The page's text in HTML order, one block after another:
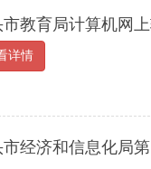
市教育局计算机网
详情
市经济和信息化局